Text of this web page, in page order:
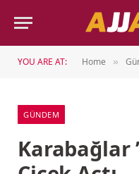
YOU ARE AT: Home »
GÜNDEM
Karabağlar